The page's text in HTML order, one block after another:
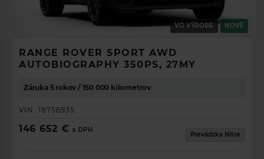
VO VÝROBE NOVÉ
RANGE ROVER SPORT AWD
AUTOBIOGRAPHY 350PS, 27MY
Záruka 5 rokov / 150 000 kilometrov
VIN: 18756935
146 652 € s DPH
Prevádzka Nitra